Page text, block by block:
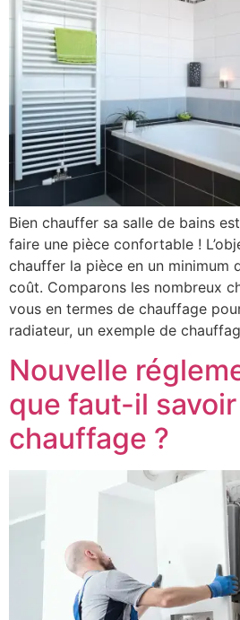
Bien chauffer sa salle de bains
faire une pièce confortable !
chauffer la pièce en un minimum
coût. Comparons les nombreux
vous en termes de chauffage
radiateur, un exemple de
Nouvelle
que faut-il
chauffage ?